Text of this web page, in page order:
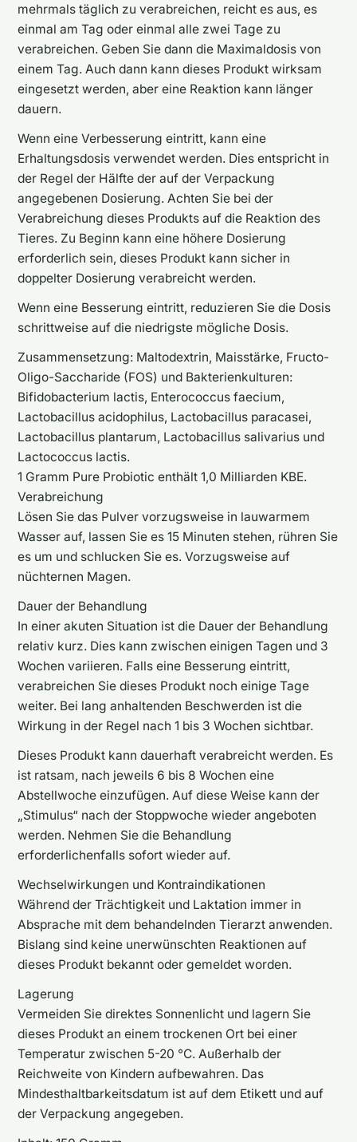
mehrmals täglich zu verabreichen, reicht es aus, es
einmal am Tag oder einmal alle zwei Tage zu
verabreichen. Geben Sie dann die Maximaldosis von
einem Tag. Auch dann kann dieses Produkt wirksam
eingesetzt werden, aber eine Reaktion kann länger
dauern.
Wenn eine Verbesserung eintritt, kann eine
Erhaltungsdosis verwendet werden. Dies entspricht in
der Regel der Hälfte der auf der Verpackung
angegebenen Dosierung. Achten Sie bei der
Verabreichung dieses Produkts auf die Reaktion des
Tieres. Zu Beginn kann eine höhere Dosierung
erforderlich sein, dieses Produkt kann sicher in
doppelter Dosierung verabreicht werden.
Wenn eine Besserung eintritt, reduzieren Sie die Dosis
schrittweise auf die niedrigste mögliche Dosis.
Zusammensetzung: Maltodextrin, Maisstärke, Fructo-
Oligo-Saccharide (FOS) und Bakterienkulturen:
Bifidobacterium lactis, Enterococcus faecium,
Lactobacillus acidophilus, Lactobacillus paracasei,
Lactobacillus plantarum, Lactobacillus salivarius und
Lactococcus lactis.
1 Gramm Pure Probiotic enthält 1,0 Milliarden KBE.
Verabreichung
Lösen Sie das Pulver vorzugsweise in lauwarmem
Wasser auf, lassen Sie es 15 Minuten stehen, rühren Sie
es um und schlucken Sie es. Vorzugsweise auf
nüchternen Magen.
Dauer der Behandlung
In einer akuten Situation ist die Dauer der Behandlung
relativ kurz. Dies kann zwischen einigen Tagen und 3
Wochen variieren. Falls eine Besserung eintritt,
verabreichen Sie dieses Produkt noch einige Tage
weiter. Bei lang anhaltenden Beschwerden ist die
Wirkung in der Regel nach 1 bis 3 Wochen sichtbar.
Dieses Produkt kann dauerhaft verabreicht werden. Es
ist ratsam, nach jeweils 6 bis 8 Wochen eine
Abstellwoche einzufügen. Auf diese Weise kann der
„Stimulus“ nach der Stoppwoche wieder angeboten
werden. Nehmen Sie die Behandlung
erforderlichenfalls sofort wieder auf.
Wechselwirkungen und Kontraindikationen
Während der Trächtigkeit und Laktation immer in
Absprache mit dem behandelnden Tierarzt anwenden.
Bislang sind keine unerwünschten Reaktionen auf
dieses Produkt bekannt oder gemeldet worden.
Lagerung
Vermeiden Sie direktes Sonnenlicht und lagern Sie
dieses Produkt an einem trockenen Ort bei einer
Temperatur zwischen 5-20 °C. Außerhalb der
Reichweite von Kindern aufbewahren. Das
Mindesthaltbarkeitsdatum ist auf dem Etikett und auf
der Verpackung angegeben.